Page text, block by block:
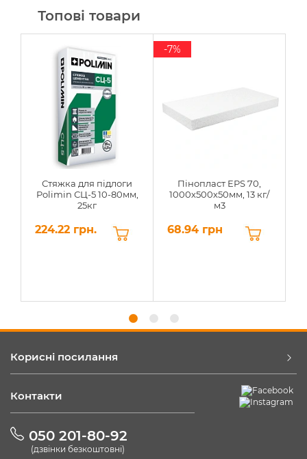
Топові товари
Стяжка для підлоги
Polimin СЦ-5 10-80мм,
25кг
224.22 грн.
Пінопласт EPS 70,
1000х500х50мм, 13 кг/
м3
68.94 грн
-7%
Корисні посилання
Контакти
050 201-80-92
(дзвінки безкоштовні)